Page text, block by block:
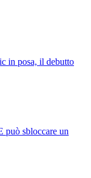
in posa, il debutto
può sbloccare un